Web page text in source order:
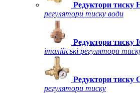
Редуктори тиску
регулятори тиску води
Редуктори тиску
італійські регулятори
Редуктори тиску
регулятори тиску